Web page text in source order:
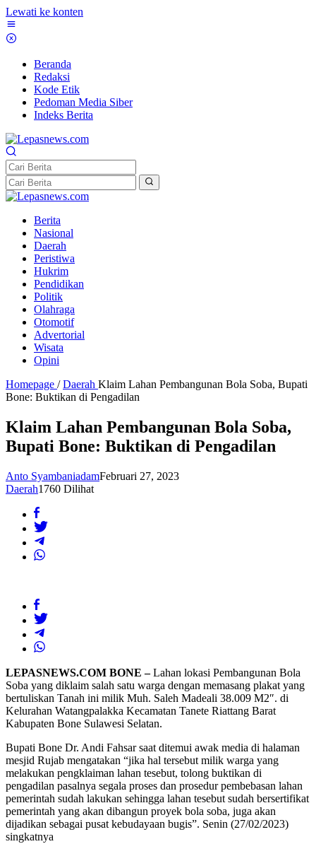
Lewati ke konten
Beranda
Redaksi
Kode Etik
Pedoman Media Siber
Indeks Berita
Berita
Nasional
Daerah
Peristiwa
Hukrim
Pendidikan
Politik
Olahraga
Otomotif
Advertorial
Wisata
Opini
Homepage / Daerah Klaim Lahan Pembangunan Bola Soba, Bupati
Bone: Buktikan di Pengadilan
Klaim Lahan Pembangunan Bola Soba,
Bupati Bone: Buktikan di Pengadilan
Anto SyambaniadamFebruari 27, 2023
Daerah1760 Dilihat
LEPASNEWS.COM BONE –Lahan lokasi Pembangunan Bola
Soba yang diklaim salah satu warga dengan memasang plakat yang
bertuliskan Tanah ini milik Muh. Saleh Madeali 38.009 M2″. di
Kelurahan Watangpalakka Kecamatan Tanete Riattang Barat
Kabupaten Bone Sulawesi Selatan.
Bupati Bone Dr. Andi Fahsar saat ditemui awak media di halaman
mesjid Rujab mengatakan “jika hal tersebut milik warga yang
melakukan pengklaiman lahan tesebut, tolong buktikan di
pengadilan pasalnya segala proses dan prosedur pembebasan lahan
pemerintah sudah lakukan sehingga lahan tesebut sudah bersertifikat
pemerintah yang akan dibangun proyek bola soba, juga akan
dijadikan sebagai pusat kebudayaan bugis”. Senin (27/02/2023)
singkatnya